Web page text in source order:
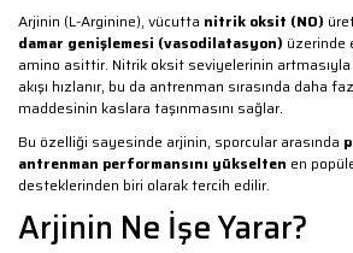
Arjinin (L-Arginine), vücutta nitrik oksit (NO)
damar genişlemesi (vasodilatasyon) üzerinde
amino asittir. Nitrik oksit seviyelerinin
akışı hızlanır, bu da antrenman sırasında daha
maddesinin kaslara taşınmasını sağlar.
Bu özelliği sayesinde arjinin, sporcular arasında
antrenman performansını yükselten en
desteklerinden biri olarak tercih edilir.
Arjinin Ne İşe Yarar?